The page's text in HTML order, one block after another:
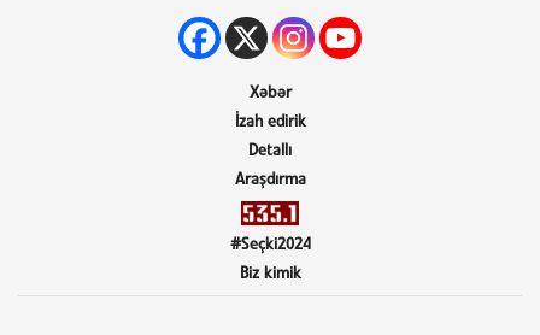
Xəbər
İzah edirik
Detallı
Araşdırma
#Seçki2024
Biz kimik